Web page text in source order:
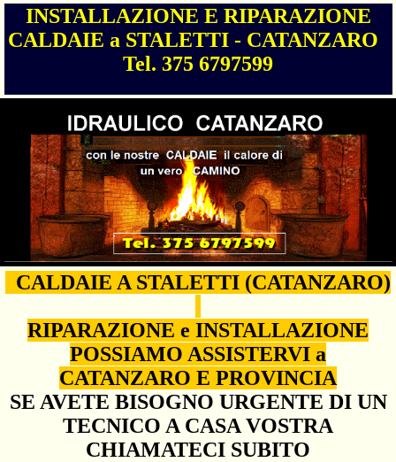
INSTALLAZIONE E RIPARAZIONE
CALDAIE a STALETTI - CATANZARO
Tel. 375 6797599
CALDAIE A STALETTI (CATANZARO)
RIPARAZIONE e INSTALLAZIONE
POSSIAMO ASSISTERVI a
CATANZARO E PROVINCIA
SE AVETE BISOGNO URGENTE DI UN
TECNICO A CASA VOSTRA
CHIAMATECI SUBITO